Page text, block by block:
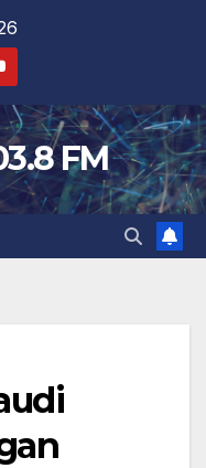
FM